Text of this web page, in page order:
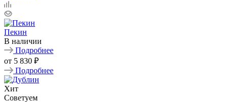
Пекин
В наличии
Подробнее
от 5 830 ₽
Подробнее
Хит
Советуем